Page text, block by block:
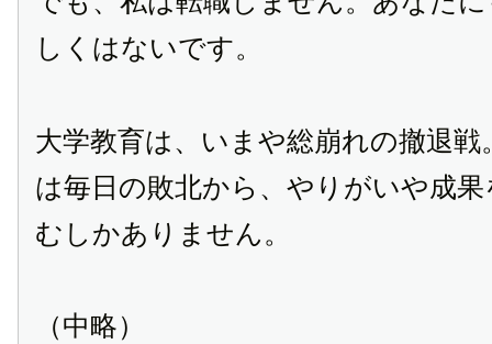
しくはないです。
大学教育は、いまや総崩れの撤退戦
は毎日の敗北から、やりがいや成
むしかありません。
（中略）